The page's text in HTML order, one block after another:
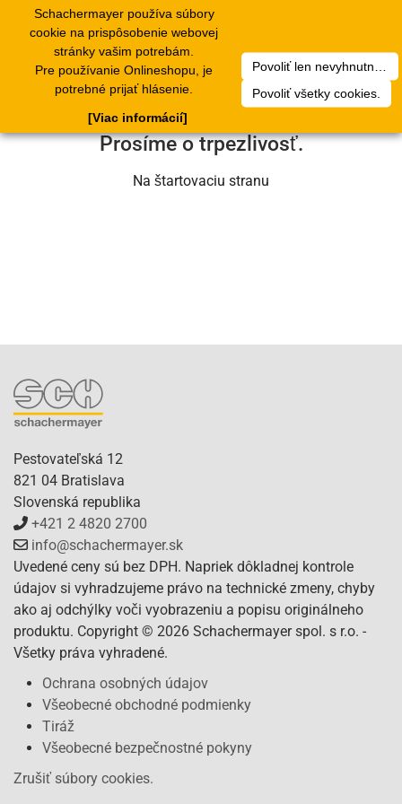
Schachermayer používa súbory
cookie na prispôsobenie webovej
stránky vašim potrebám.
Pre používanie Onlineshopu, je
potrebné prijať hlásenie.
Povoliť všetky cookies.
[Viac informácií]
Ľutujeme, ale došlo k technickej chybe.
Náš servisný tím na nej už pracuje.
Prosíme o trpezlivosť.
Na štartovaciu stranu
Pestovateľská 12
821 04 Bratislava
Slovenská republika
+421 2 4820 2700
info@schachermayer.sk
Uvedené ceny sú bez DPH. Napriek dôkladnej kontrole
údajov si vyhradzujeme právo na technické zmeny, chyby
ako aj odchýlky voči vyobrazeniu a popisu originálneho
produktu. Copyright © 2026 Schachermayer spol. s r.o. -
Všetky práva vyhradené.
Ochrana osobných údajov
Všeobecné obchodné podmienky
Tiráž
Všeobecné bezpečnostné pokyny
Zrušiť súbory cookies.